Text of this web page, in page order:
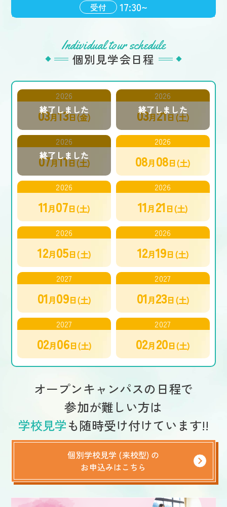
受付 17:30~
Individual tour schedule
個別見学会日程
2026
03月13日(金)
2026
03月21日(土)
2026
07月11日(土)
2026
08月08日(土)
2026
11月07日(土)
2026
11月21日(土)
2026
12月05日(土)
2026
12月19日(土)
2027
01月09日(土)
2027
01月23日(土)
2027
02月06日(土)
2027
02月20日(土)
オープンキャンパスの日程で
参加が難しい方は
学校見学も随時受け付けています!!
個別学校見学 (来校型) の
お申込みはこちら